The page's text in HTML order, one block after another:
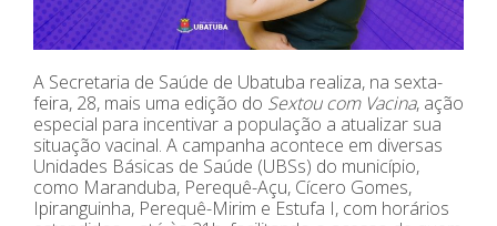
A Secretaria de Saúde de Ubatuba realiza, na sexta-
feira, 28, mais uma edição do Sextou com Vacina, ação
especial para incentivar a população a atualizar sua
situação vacinal. A campanha acontece em diversas
Unidades Básicas de Saúde (UBSs) do município,
como Maranduba, Perequê-Açu, Cícero Gomes,
Ipiranguinha, Perequê-Mirim e Estufa I, com horários